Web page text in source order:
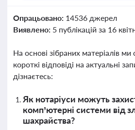
Опрацьовано: 14536 джерел
Виявлено: 5 публікацій за 16
На основі зібраних матеріалів
короткі відповіді на актуальні
дізнаєтесь:
Як нотаріуси можуть
комп’ютерні системи від
шахрайства?